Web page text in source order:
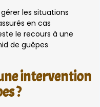
les situations
en cas
le recours à une
de guêpes
intervention
?